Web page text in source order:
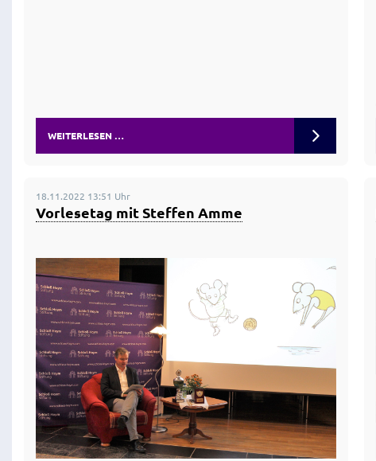
WEITERLESEN …
18.11.2022 13:51 Uhr
Vorlesetag mit Steffen Amme